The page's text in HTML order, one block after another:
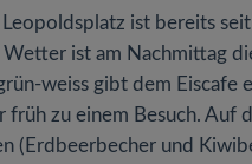
Leopoldsplatz ist bereits
Wetter ist am Nachmittag
weiss gibt dem
früh zu einem Besuch.
(Erdbeerbecher und